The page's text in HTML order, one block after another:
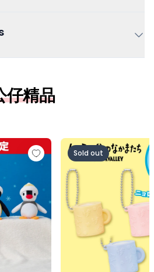
精品
コット ラウンドワン限定ver.
ムーミン谷のなかま
Sold out